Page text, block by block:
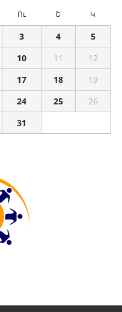
Ու Շ Կ
3 4
5
10 11
12
17 18
19
24 25
26
31